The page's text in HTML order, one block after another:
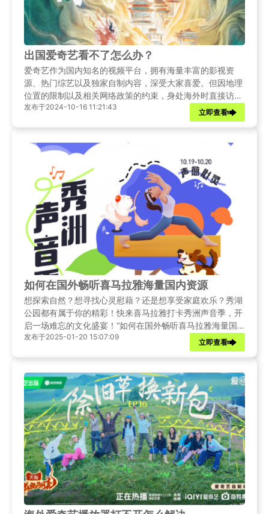
出国爱奇艺看不了怎么办？
爱奇艺作为国内知名的视频平台，拥有海量丰富的影视资
源、热门综艺以及独家自制内容，深受大家喜爱。但因地理
位置的限制以及相关网络政策的约束，身处海外时直接访问
爱奇艺及其他一些国内热门平台变得困难重重。Sixfast回国
加速器为解决这一难题提供了有效方案。它凭借先进的技
发布于2024-10-16 11:21:43
立即查看
如何在国外畅听喜马拉雅海量国内资源
想探索自然？想寻找心灵慰藉？还是想享受家庭欢乐？秀湖
公园都有属于你的精彩！快来喜马拉雅打卡秀洲声音季，开
启一场难忘的文化盛宴！“如何在国外畅听喜马拉雅海量国
内资源”，这是众多海外同胞常常思索的问题。然而，
Sixfast回国加速器能够轻松化解这一难题，它可以冲破地域
中国网络世界带来的精彩与丰富，在声音的海洋里自由遨
游，毫无阻碍地感受来自祖国的文化魅力。
发布于2025-01-20 15:07:09
立即查看